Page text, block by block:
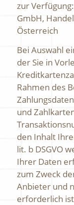
zur
GmbH,
Österreich
Bei Auswahl
der Sie in
Rahmen des
und
den Inhalt
lit. b DSGVO
Ihrer Daten
zum Zweck
Anbieter und
erforderlich